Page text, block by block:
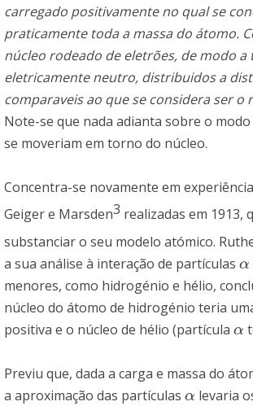
carregado positivamente no qual se
praticamente toda a massa do átomo.
núcleo rodeado de eletrões, de modo
eletricamente neutro, distribuidos a
comparaveis ao que se considera ser o
Note-se que nada adianta sobre o
se moveriam em torno do núcleo.
Concentra-se novamente em
Geiger e Marsden3 realizadas em 1913,
substanciar o seu modelo atómico.
a sua análise à interação de partículas α
α
menores, como hidrogénio e hélio,
núcleo do átomo de hidrogénio teria
positiva e o núcleo de hélio (partícula α
α
Previu que, dada a carga e massa do
a aproximação das partículas α
α levaria